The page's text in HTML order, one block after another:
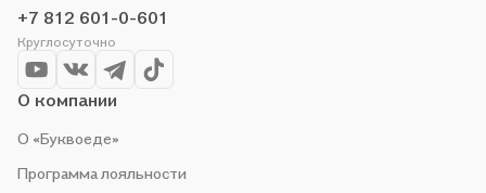
сами любим читать, поэтому делаем всё, чтобы вы могли
купить понравившуюся историю по приятной цене. Например,
организуем конкурсы и проводим акции. Оставайтесь с нами,
чтобы не упустить выгоду!
+7 812 601-0-601
Круглосуточно
О компании
О «Буквоеде»
Программа лояльности